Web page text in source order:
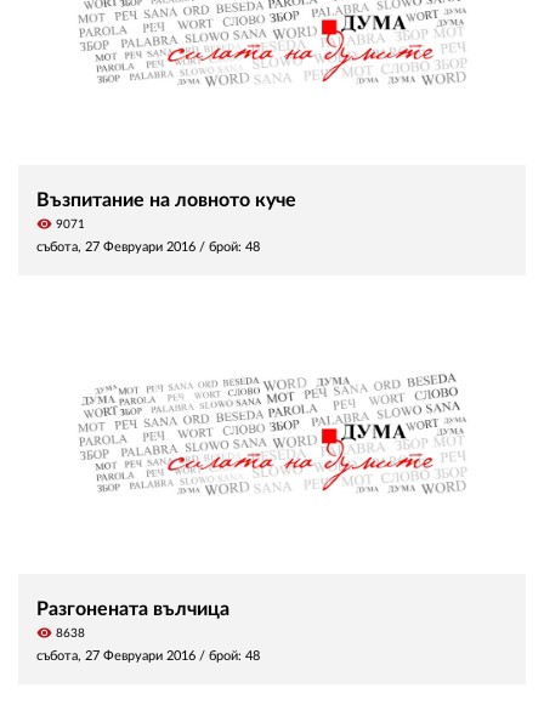
Възпитание на ловното куче
visibility 9071
събота, 27 Февруари 2016 / брой: 48
Разгонената вълчица
visibility 8638
събота, 27 Февруари 2016 / брой: 48